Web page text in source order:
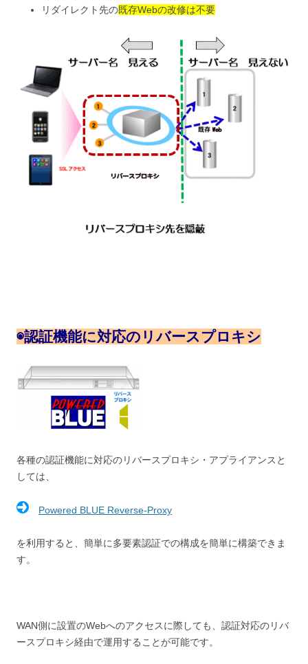
リダイレクト先の既存Webの改修は不要
◉認証機能に対応のリバースプロキシ
各種の認証機能に対応のリバースプロキシ・アプライアンスと
しては、
Powered BLUE Reverse-Proxy
を利用すると、簡単に多要素認証での構成を簡単に構築できま
す。
WAN側に設置のWebへのアクセスに際しても、認証対応のリバ
ースプロキシ経由で運用することが可能です。